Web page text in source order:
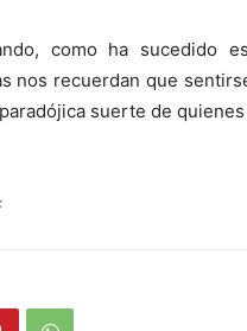
como ha sucedido
nos recuerdan que
suerte de